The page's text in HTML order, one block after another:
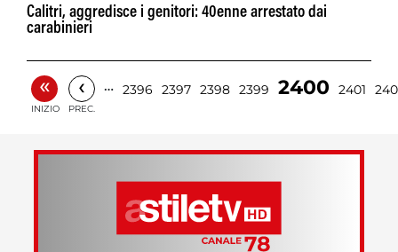
Calitri, aggredisce i genitori: 40enne arrestato dai
carabinieri
«
INIZIO
‹
PREC.
… 2396 2397 2398 2399 2400 2401